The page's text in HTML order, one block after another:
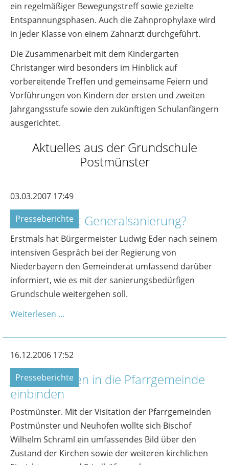
ein regelmäßiger Bewegungstreff sowie gezielte
Entspannungsphasen. Auch die Zahnprophylaxe wird
in jeder Klasse von einem Zahnarzt durchgeführt.
Die Zusammenarbeit mit dem Kindergarten
Christanger wird besonders im Hinblick auf
vorbereitende Treffen und gemeinsame Feiern und
Vorführungen von Kindern der ersten und zweiten
Jahrgangsstufe sowie den zukünftigen Schulanfängern
ausgerichtet.
Aktuelles aus der Grundschule
Postmünster
03.03.2007 17:49
Presseberichte
Neubau statt Generalsanierung?
Erstmals hat Bürgermeister Ludwig Eder nach seinem
intensiven Gespräch bei der Regierung von
Niederbayern den Gemeinderat umfassend darüber
informiert, wie es mit der sanierungsbedürfigen
Grundschule weitergehen soll.
Weiterlesen …
16.12.2006 17:52
Presseberichte
Junge Familien in die Pfarrgemeinde
einbinden
Postmünster. Mit der Visitation der Pfarrgemeinden
Postmünster und Neuhofen wollte sich Bischof
Wilhelm Schraml ein umfassendes Bild über den
Zustand der Kirchen sowie der weiteren kirchlichen